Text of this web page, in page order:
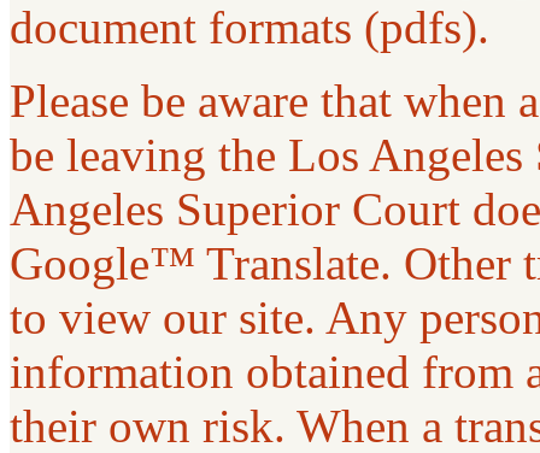
document formats (pdfs).
Please be aware that
be leaving the Los
Angeles Superior Court
Google™ Translate. Other
to view our site. Any
information obtained from
their own risk. When a